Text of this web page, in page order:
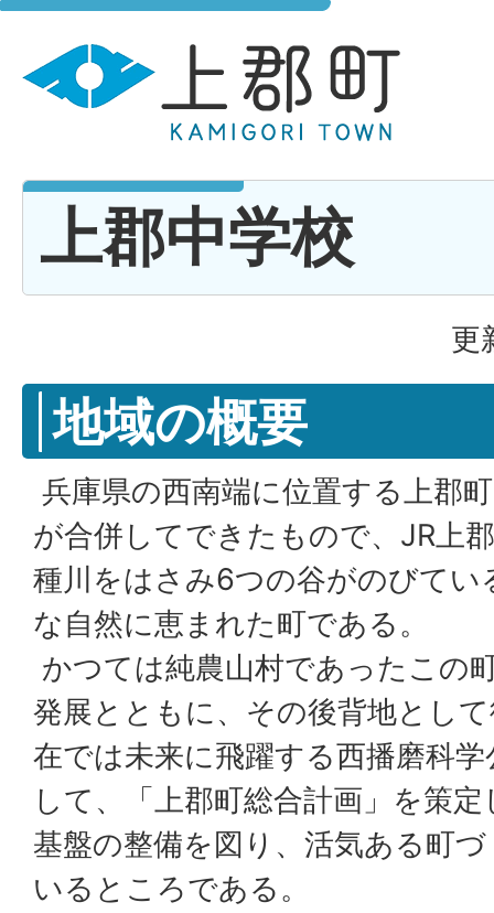
上郡中学校
更
地域の概要
兵庫県の西南端に位置する上郡
が合併してできたもので、JR上
種川をはさみ6つの谷がのびてい
な自然に恵まれた町である。
かつては純農山村であったこの
発展とともに、その後背地とし
在では未来に飛躍する西播磨科
して、「上郡町総合計画」を策
基盤の整備を図り、活気ある町
いるところである。